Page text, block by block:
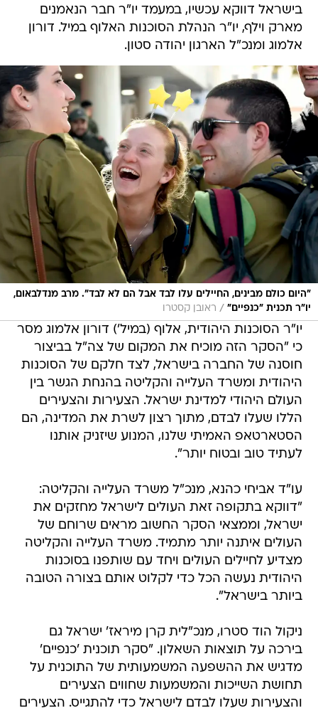
בישראל דווקא עכשיו, במעמד יו"ר חבר הנאמנים
מארק וילף, יו"ר הנהלת הסוכנות האלוף במיל. דורון
אלמוג ומנכ"ל הארגון יהודה סטון.
"היום כולם מבינים, החיילים עלו לבד אבל הם לא לבד". מרב מנדלבאום,
יו"ר תכנית "כנפיים" / ראובן קסטרו
יו"ר הסוכנות היהודית, אלוף (במיל') דורון אלמוג מסר
כי "הסקר הזה מוכיח את המקום של צה"ל בביצור
חוסנה של החברה בישראל, לצד חלקם של הסוכנות
היהודית ומשרד העלייה והקליטה בהנחת הגשר בין
העולם היהודי למדינת ישראל. הצעירות והצעירים
הללו שעלו לבדם, מתוך רצון לשרת את המדינה, הם
הסטארטאפ האמיתי שלנו, המנוע שיזניק אותנו
לעתיד טוב ובטוח יותר".
עו"ד אביחי כהנא, מנכ"ל משרד העלייה והקליטה:
"דווקא בתקופה זאת העולים לישראל מחזקים את
ישראל, וממצאי הסקר החשוב מראים שרוחם של
העולים איתנה יותר מתמיד. משרד העלייה והקליטה
מצדיע לחיילים העולים ויחד עם שותפנו בסוכנות
היהודית נעשה הכל כדי לקלוט אותם בצורה הטובה
ביותר בישראל".
ניקול הוד סטרו, מנכ"לית קרן מיראז' ישראל גם
בירכה על תוצאות השאלון. "סקר תוכנית 'כנפיים'
מדגיש את ההשפעה המשמעותית של התוכנית על
תחושת השייכות והמשמעות שחווים הצעירים
והצעירות שעלו לבדם לישראל כדי להתגייס. הצעירים